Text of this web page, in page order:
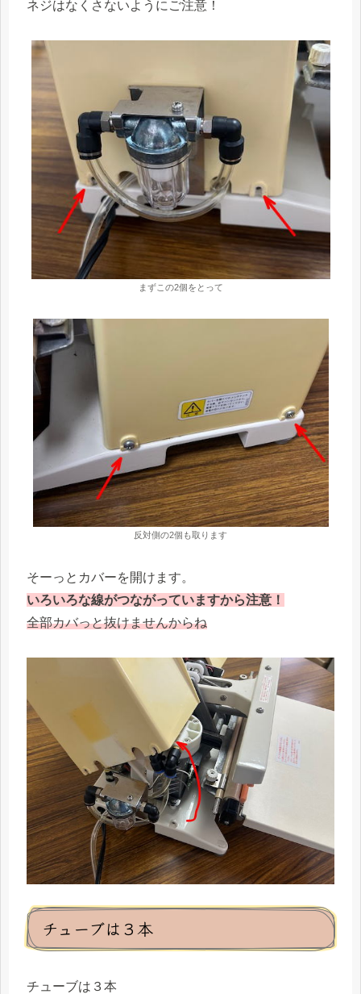
ネジはなくさないようにご注意！
まずこの2個をとって
反対側の2個も取ります
そーっとカバーを開けます。
いろいろな線がつながっていますから注意！
全部カバっと抜けませんからね
チューブは３本
チューブは３本